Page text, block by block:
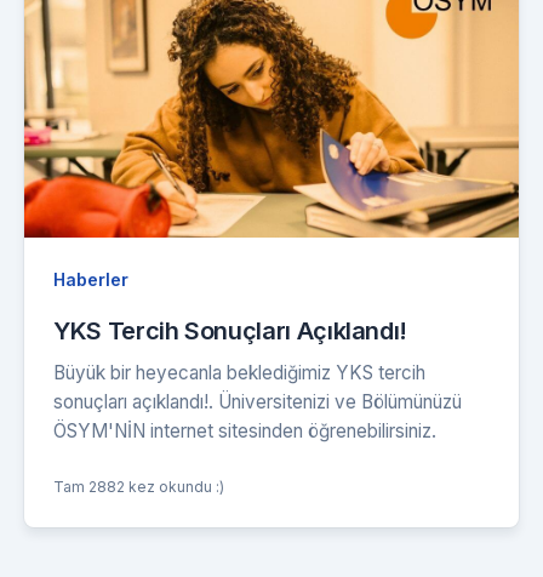
Haberler
YKS Tercih Sonuçları Açıklandı!
Büyük bir heyecanla beklediğimiz YKS tercih
sonuçları açıklandı!. Üniversitenizi ve Bölümünüzü
ÖSYM'NİN internet sitesinden öğrenebilirsiniz.
Tam 2882 kez okundu :)